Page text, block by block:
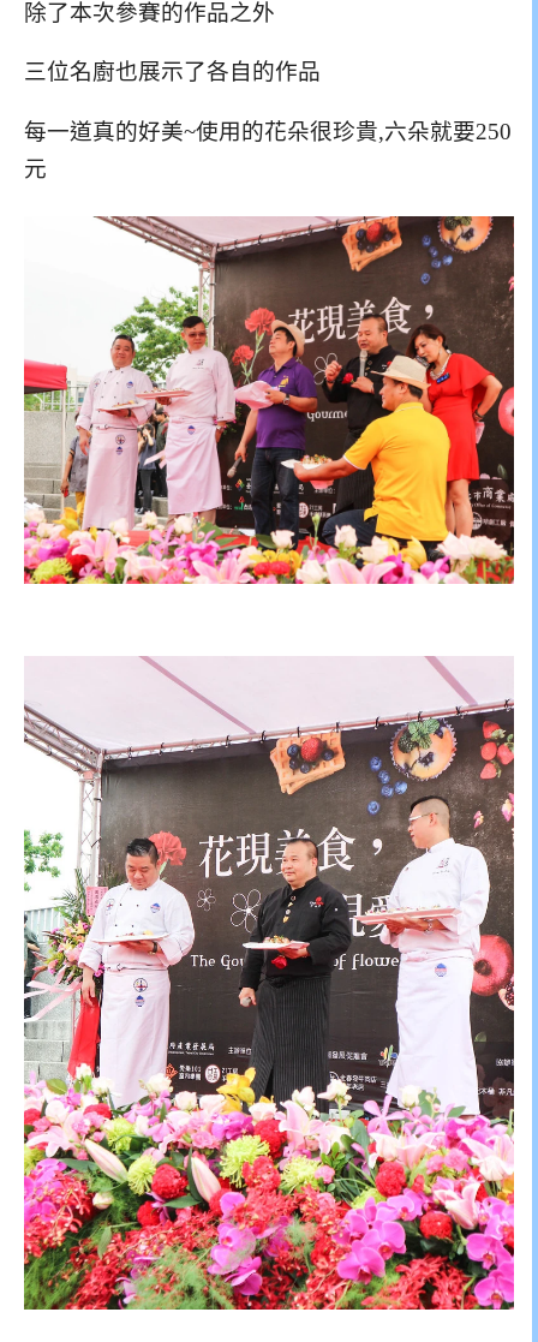
除了本次參賽的作品之外
三位名廚也展示了各自的作品
每一道真的好美~使用的花朵很珍貴,六朵就要250
元